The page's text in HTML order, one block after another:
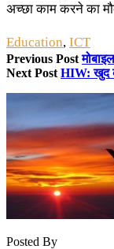
अच्छा काम करने का
Education, ICT
Previous Post
Next Post HIW: खुद
Posted By